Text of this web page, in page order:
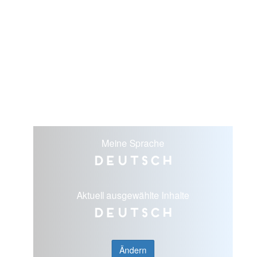
Meine Sprache
Deutsch
Aktuell ausgewählte Inhalte
Deutsch
Ändern